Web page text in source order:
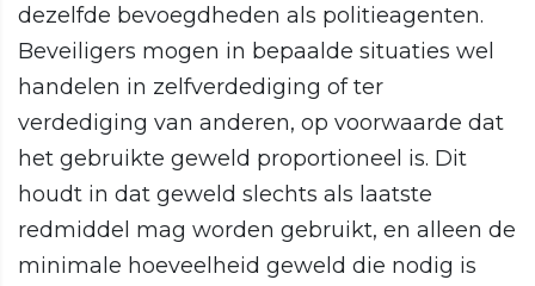
dezelfde bevoegdheden als politieagenten.
Beveiligers mogen in bepaalde situaties wel
handelen in zelfverdediging of ter
verdediging van anderen, op voorwaarde dat
het gebruikte geweld proportioneel is. Dit
houdt in dat geweld slechts als laatste
redmiddel mag worden gebruikt, en alleen de
minimale hoeveelheid geweld die nodig is